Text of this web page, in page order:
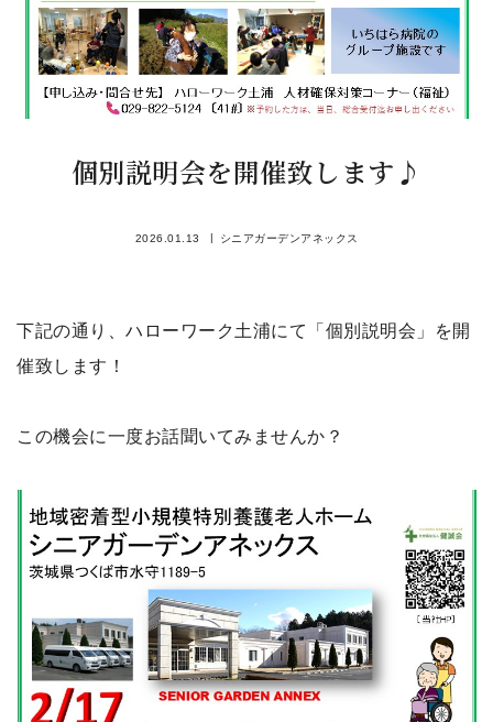
個別説明会を開催致します♪
2026.01.13 シニアガーデンアネックス
下記の通り、ハローワーク土浦にて「個別説明会」を開
催致します！
この機会に一度お話聞いてみませんか？